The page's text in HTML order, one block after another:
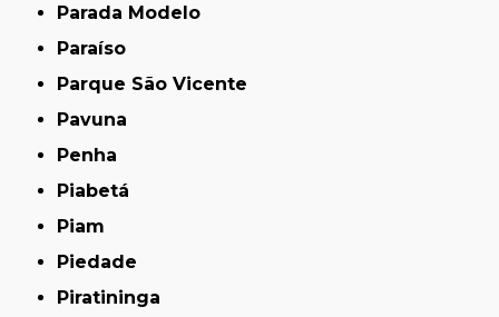
Parada Modelo
Paraíso
Parque São Vicente
Pavuna
Penha
Piabetá
Piam
Piedade
Piratininga